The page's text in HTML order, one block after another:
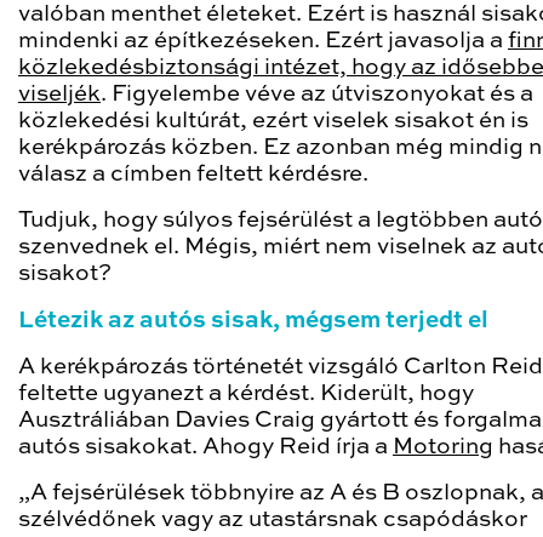
valóban menthet életeket. Ezért is használ
mindenki az építkezéseken. Ezért javasolja a
közlekedésbiztonsági intézet, hogy az
viseljék. Figyelembe véve az útviszonyokat és a
közlekedési kultúrát, ezért viselek sisakot én is
kerékpározás közben. Ez azonban még mindig
válasz a címben feltett kérdésre.
Tudjuk, hogy súlyos fejsérülést a legtöbben
szenvednek el. Mégis, miért nem viselnek az
sisakot?
Létezik az autós sisak, mégsem terjedt el
A kerékpározás történetét vizsgáló Carlton
feltette ugyanezt a kérdést. Kiderült, hogy
Ausztráliában Davies Craig gyártott és
autós sisakokat. Ahogy Reid írja a Motoring
„A fejsérülések többnyire az A és B oszlopnak, a
szélvédőnek vagy az utastársnak csapódáskor